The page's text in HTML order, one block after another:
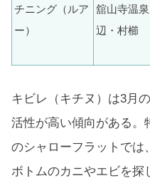
チニング（ルア
ー）
舘山寺温
辺・村櫛
キビレ（キチヌ）は3月
活性が高い傾向がある。
のシャローフラットでは
ボトムのカニやエビを探